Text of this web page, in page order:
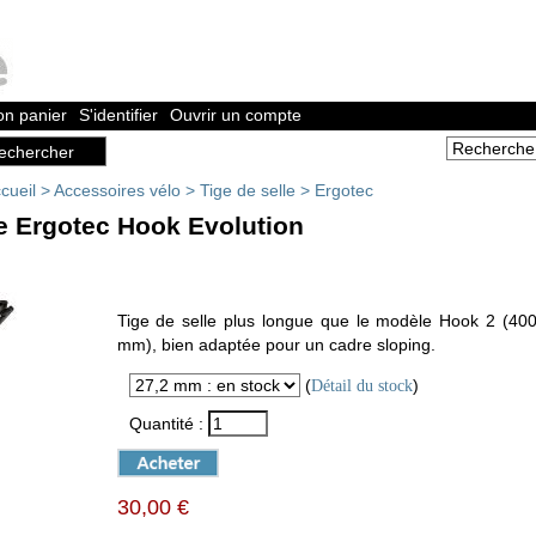
panier S'identifier Ouvrir un compte
>Accessoires vélo > Tige de selle > Ergotec
Ergotec Hook Evolution
Tige de selle plus longue que le modèle Hook 2
mm), bien adaptée pour un cadre sloping.
(Détail du stock)
Quantité :
30,00 €